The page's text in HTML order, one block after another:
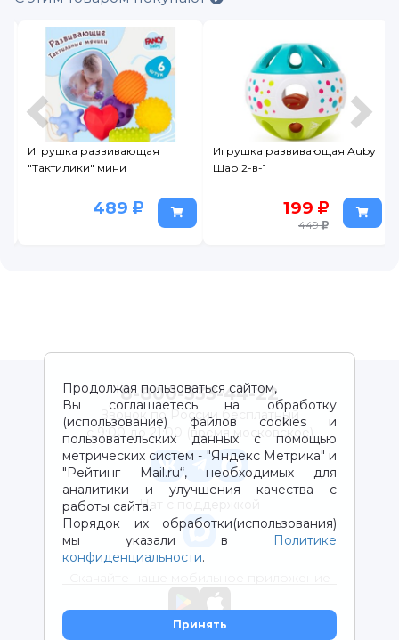
Игрушка развивающая
"Тактилики" мини
489
Игрушка развивающая Auby
Шар 2-в-1
199
449
Продолжая пользоваться сайтом,
Вы соглашаетесь на обработку
(использование) файлов cookies и
пользовательских данных с помощью
метрических систем - "Яндекс Метрика" и
"Рейтинг Mail.ru“, необходимых для
аналитики и улучшения качества с
работы сайта.
Порядок их обработки(использования)
мы указали в
Политике
конфиденциальности.
Принять
8-800-333-44-22
Звонок по России бесплатный
с 9:00 до 21:00 (время московское)
Чат с поддержкой